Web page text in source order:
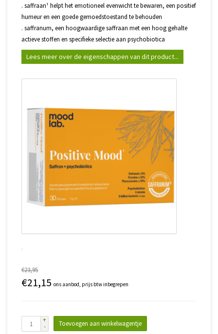
. saffraan¹ helpt het emotioneel evenwicht te bewaren, een positief
humeur en een goede gemoedstoestand te behouden
. saffranum, een hoogwaardige saffraan met een hoog gehalte
actieve stoffen en specifieke selectie aan psychobiotica
Lees meer over de eigenschappen van dit product...
€23,95
€21,15 ons aanbod, prijs btw inbegrepen
+
-
Toevoegen aan winkelwagentje